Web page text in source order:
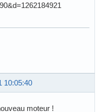
10:05:40
moteur !